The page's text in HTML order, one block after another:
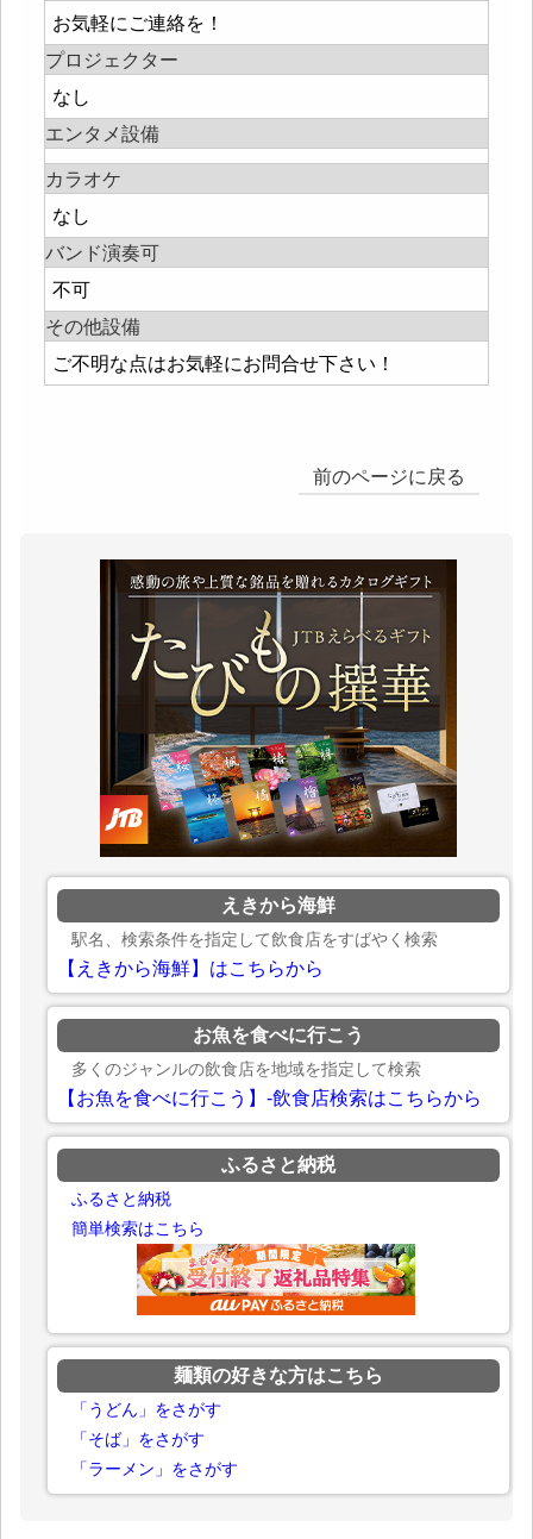
お気軽にご連絡を！
プロジェクター
なし
エンタメ設備
カラオケ
なし
バンド演奏可
不可
その他設備
ご不明な点はお気軽にお問合せ下さい！
前のページに戻る
えきから海鮮
駅名、検索条件を指定して飲食店をすばやく検索
【えきから海鮮】はこちらから
お魚を食べに行こう
多くのジャンルの飲食店を地域を指定して検索
【お魚を食べに行こう】-飲食店検索はこちらから
ふるさと納税
ふるさと納税
簡単検索はこちら
麺類の好きな方はこちら
「うどん」をさがす
「そば」をさがす
「ラーメン」をさがす